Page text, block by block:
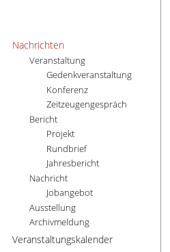
Nachrichten
Veranstaltung
Gedenkveranstaltung
Konferenz
Zeitzeugengespräch
Bericht
Projekt
Rundbrief
Jahresbericht
Nachricht
Jobangebot
Ausstellung
Archivmeldung
Veranstaltungskalender